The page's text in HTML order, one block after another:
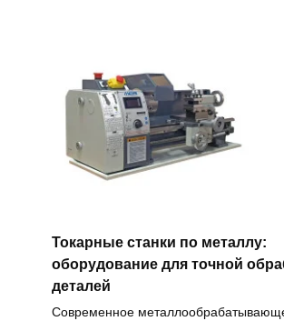
Токарные станки по металлу:
оборудование для точной
деталей
Современное